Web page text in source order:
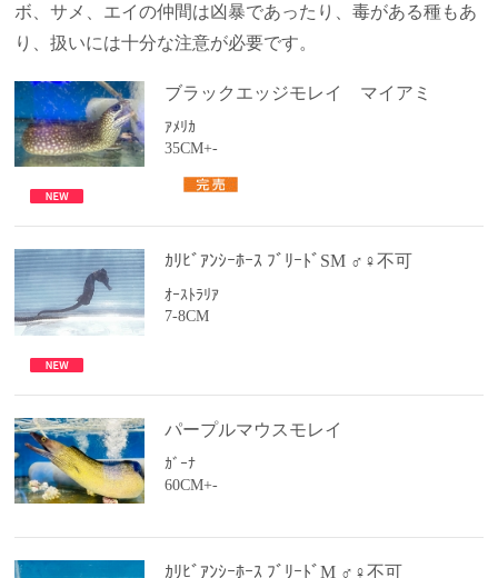
ボ、サメ、エイの仲間は凶暴であったり、毒がある種もあ
り、扱いには十分な注意が必要です。
ブラックエッジモレイ マイアミ
ｱﾒﾘｶ
35CM+-
ｶﾘﾋﾞｱﾝｼｰﾎｰｽ ﾌﾞﾘｰﾄﾞSM ♂♀不可
ｵｰｽﾄﾗﾘｱ
7-8CM
パープルマウスモレイ
ｶﾞｰﾅ
60CM+-
ｶﾘﾋﾞｱﾝｼｰﾎｰｽ ﾌﾞﾘｰﾄﾞM ♂♀不可